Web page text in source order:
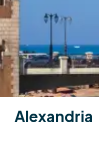
Alexandria